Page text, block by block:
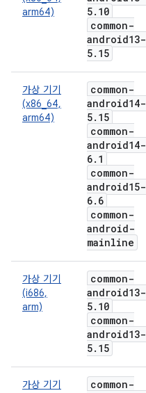
arm64)
5. 10
common-
android13-
5. 15
가상 기기
(x86_64,
arm64)
common-
android14-
5. 15
common-
android14-
6. 1
common-
android15-
6. 6
common-
android-
mainline
가상 기기
(i686,
arm)
common-
android13-
5. 10
common-
android13-
5. 15
가상 기기
common-